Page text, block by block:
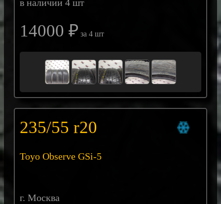
в наличии 4 шт
14000 ₽ за 4 шт
235/55 r20
Toyo Observe GSi-5
г. Москва